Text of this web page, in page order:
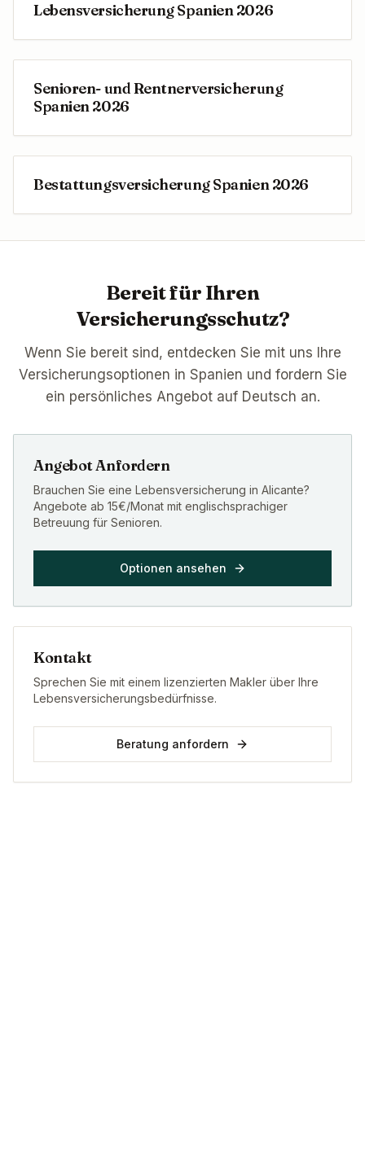
Lebensversicherung Spanien 2026
Senioren- und Rentnerversicherung
Spanien 2026
Bestattungsversicherung Spanien 2026
Bereit für Ihren
Versicherungsschutz?
Wenn Sie bereit sind, entdecken Sie mit uns Ihre
Versicherungsoptionen in Spanien und fordern Sie
ein persönliches Angebot auf Deutsch an.
Angebot Anfordern
Brauchen Sie eine Lebensversicherung in Alicante?
Angebote ab 15€/Monat mit englischsprachiger
Betreuung für Senioren.
Optionen ansehen
Kontakt
Sprechen Sie mit einem lizenzierten Makler über Ihre
Lebensversicherungsbedürfnisse.
Beratung anfordern